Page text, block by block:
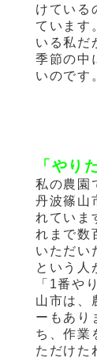
けている
ています
いる私だ
季節の中
いのです
「やり
私の農園
丹波篠山
れていま
れまで数
いただい
という人
「 1番や
山市は、
ーもあり
ち、作業
ただけた